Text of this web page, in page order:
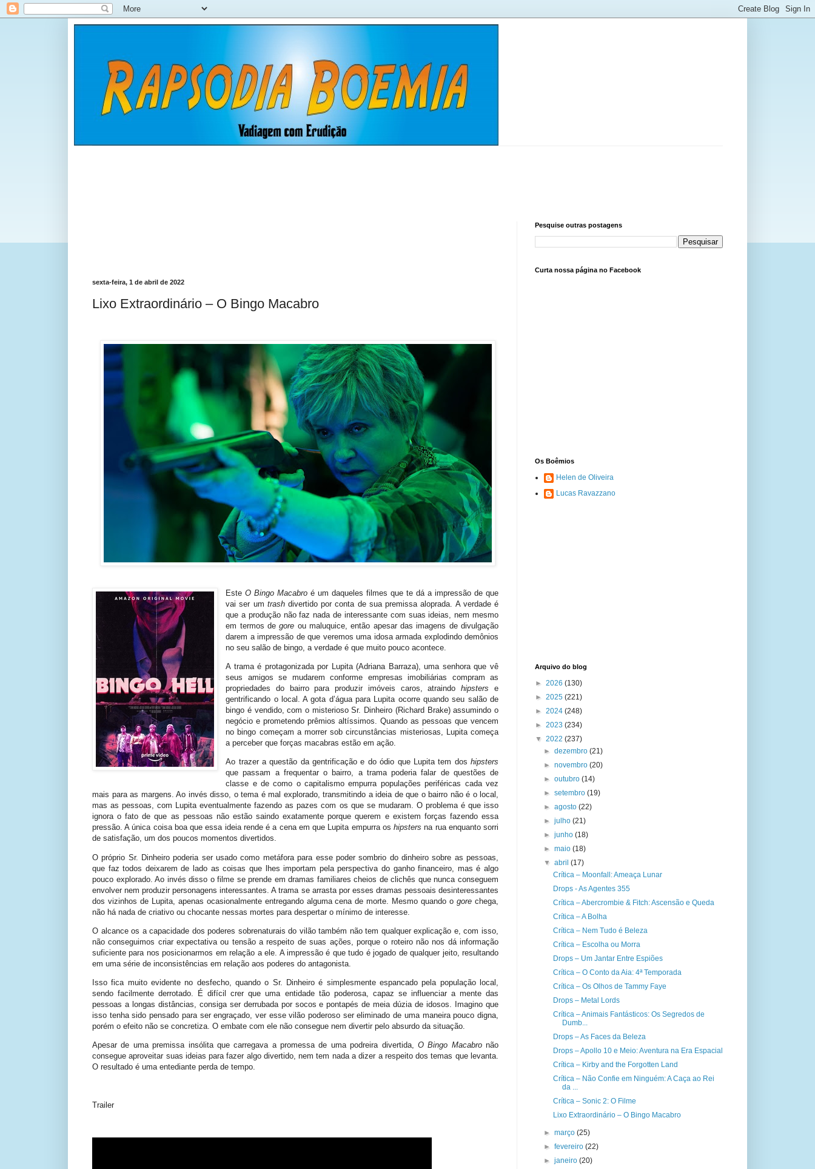
sexta-feira, 1 de abril de 2022
Lixo Extraordinário – O Bingo Macabro
EsteO Bingo Macabroé um daqueles filmes que te dá a impressão de que
vai ser um trashdivertido por conta de sua premissa aloprada. A verdade é
que a produção não faz nada de interessante com suas ideias, nem mesmo
em termos degore ou maluquice, então apesar das imagens de divulgação
darem a impressão de que veremos uma idosa armada explodindo demônios
no seu salão de bingo, a verdade é que muito pouco acontece.
A trama é protagonizada por Lupita (Adriana Barraza), uma senhora que vê
seus amigos se mudarem conforme empresas imobiliárias compram as
propriedades do bairro para produzir imóveis caros, atraindohipsters e
gentrificando o local. A gota d’água para Lupita ocorre quando seu salão de
bingo é vendido, com o misterioso Sr. Dinheiro (Richard Brake) assumindo o
negócio e prometendo prêmios altíssimos. Quando as pessoas que vencem
no bingo começam a morrer sob circunstâncias misteriosas, Lupita começa
a perceber que forças macabras estão em ação.
Ao trazer a questão da gentrificação e do ódio que Lupita tem dos hipsters
que passam a frequentar o bairro, a trama poderia falar de questões de
classe e de como o capitalismo empurra populações periféricas cada vez
mais para as margens. Ao invés disso, o tema é mal explorado, transmitindo a ideia de que o bairro não é o local,
mas as pessoas, com Lupita eventualmente fazendo as pazes com os que se mudaram. O problema é que isso
ignora o fato de que as pessoas não estão saindo exatamente porque querem e existem forças fazendo essa
pressão. A única coisa boa que essa ideia rende é a cena em que Lupita empurra oshipstersna rua enquanto sorri
de satisfação, um dos poucos momentos divertidos.
O próprio Sr. Dinheiro poderia ser usado como metáfora para esse poder sombrio do dinheiro sobre as pessoas,
que faz todos deixarem de lado as coisas que lhes importam pela perspectiva do ganho financeiro, mas é algo
pouco explorado. Ao invés disso o filme se prende em dramas familiares cheios de clichês que nunca conseguem
envolver nem produzir personagens interessantes. A trama se arrasta por esses dramas pessoais desinteressantes
dos vizinhos de Lupita, apenas ocasionalmente entregando alguma cena de morte. Mesmo quando ogorechega,
não há nada de criativo ou chocante nessas mortes para despertar o mínimo de interesse.
O alcance os a capacidade dos poderes sobrenaturais do vilão também não tem qualquer explicação e, com isso,
não conseguimos criar expectativa ou tensão a respeito de suas ações, porque o roteiro não nos dá informação
suficiente para nos posicionarmos em relação a ele. A impressão é que tudo é jogado de qualquer jeito, resultando
em uma série de inconsistências em relação aos poderes do antagonista.
Isso fica muito evidente no desfecho, quando o Sr. Dinheiro é simplesmente espancado pela população local,
sendo facilmente derrotado. É difícil crer que uma entidade tão poderosa, capaz se influenciar a mente das
pessoas a longas distâncias, consiga ser derrubada por socos e pontapés de meia dúzia de idosos. Imagino que
isso tenha sido pensado para ser engraçado, ver esse vilão poderoso ser eliminado de uma maneira pouco digna,
porém o efeito não se concretiza. O embate com ele não consegue nem divertir pelo absurdo da situação.
Apesar de uma premissa insólita que carregava a promessa de uma podreira divertida, O Bingo Macabro não
consegue aproveitar suas ideias para fazer algo divertido, nem tem nada a dizer a respeito dos temas que levanta.
O resultado é uma entediante perda de tempo.
Trailer
Pesquise outras postagens
Curta nossa página no Facebook
Os Boêmios
Helen de Oliveira
Lucas Ravazzano
Arquivo do blog
► 2026 (130)
► 2025 (221)
► 2024 (248)
► 2023 (234)
▼ 2022 (237)
►dezembro(21)
►novembro(20)
►outubro(14)
►setembro(19)
►agosto(22)
►julho(21)
►junho(18)
►maio(18)
▼abril(17)
Crítica – Moonfall: Ameaça Lunar
Drops - As Agentes 355
Crítica – Abercrombie & Fitch: Ascensão e Queda
Crítica – A Bolha
Crítica – Nem Tudo é Beleza
Crítica – Escolha ou Morra
Drops – Um Jantar Entre Espiões
Crítica – O Conto da Aia: 4ª Temporada
Crítica – Os Olhos de Tammy Faye
Drops – Metal Lords
Crítica – Animais Fantásticos: Os Segredos de
Dumb...
Drops – As Faces da Beleza
Drops – Apollo 10 e Meio: Aventura na Era Espacial
Crítica – Kirby and the Forgotten Land
Crítica – Não Confie em Ninguém: A Caça ao Rei
da ...
Crítica – Sonic 2: O Filme
Lixo Extraordinário – O Bingo Macabro
►março(25)
►fevereiro(22)
►janeiro(20)